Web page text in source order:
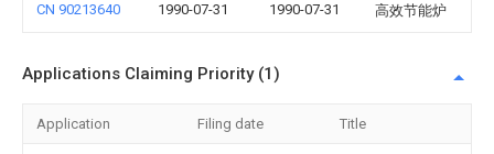
CN 90213640 1990-07-31 1990-07-31 高效节能炉
Applications Claiming Priority (1)
Application Filing date Title